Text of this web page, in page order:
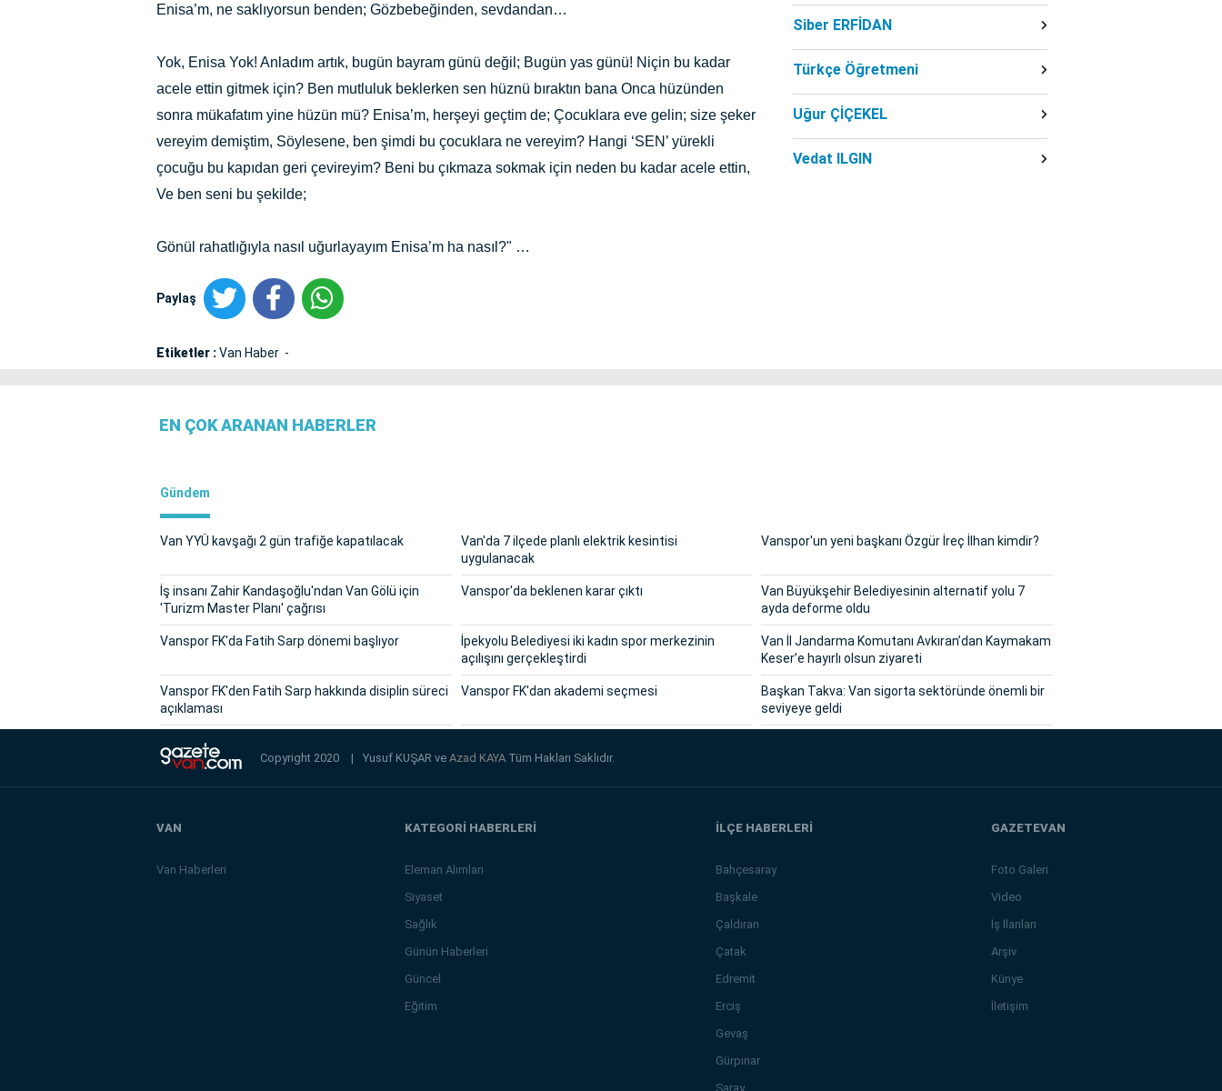
Enisa’m, ne saklıyorsun benden; Gözbebeğinden, sevdandan…
Yok, Enisa Yok! Anladım artık, bugün bayram günü değil; Bugün yas günü! Niçin bu kadar
acele ettin gitmek için? Ben mutluluk beklerken sen hüznü bıraktın bana Onca hüzünden
sonra mükafatım yine hüzün mü? Enisa’m, herşeyi geçtim de; Çocuklara eve gelin; size şeker
vereyim demiştim, Söylesene, ben şimdi bu çocuklara ne vereyim? Hangi ‘SEN’ yürekli
çocuğu bu kapıdan geri çevireyim? Beni bu çıkmaza sokmak için neden bu kadar acele ettin,
Ve ben seni bu şekilde;
Gönül rahatlığıyla nasıl uğurlayayım Enisa’m ha nasıl?" …
Paylaş
Etiketler :Van Haber
Siber ERFİDAN
Türkçe Öğretmeni
Uğur ÇİÇEKEL
Vedat ILGIN
EN ÇOK ARANAN HABERLER
Gündem
Van YYÜ kavşağı 2 gün trafiğe kapatılacak
Van'da 7 ilçede planlı elektrik kesintisi
uygulanacak
Vanspor'un yeni başkanı Özgür İreç İlhan kimdir?
İş insanı Zahir Kandaşoğlu'ndan Van Gölü için
'Turizm Master Planı' çağrısı
Vanspor'da beklenen karar çıktı
Van Büyükşehir Belediyesinin alternatif yolu 7
ayda deforme oldu
Vanspor FK'da Fatih Sarp dönemi başlıyor
İpekyolu Belediyesi iki kadın spor merkezinin
açılışını gerçekleştirdi
Van İl Jandarma Komutanı Avkıran’dan Kaymakam
Keser’e hayırlı olsun ziyareti
Vanspor FK'den Fatih Sarp hakkında disiplin süreci
açıklaması
Vanspor FK'dan akademi seçmesi
Başkan Takva: Van sigorta sektöründe önemli bir
seviyeye geldi
Copyright 2020 | Yusuf KUŞAR veAzad KAYA Tüm Hakları Saklıdır.
VAN
Van Haberleri
KATEGORİ HABERLERİ
Eleman Alımları
Siyaset
Sağlık
Günün Haberleri
Güncel
Eğitim
İLÇE HABERLERİ
Bahçesaray
Başkale
Çaldıran
Çatak
Edremit
Erciş
Gevaş
Gürpınar
Saray
GAZETEVAN
Foto Galeri
Video
İş İlanları
Arşiv
Künye
İletişim